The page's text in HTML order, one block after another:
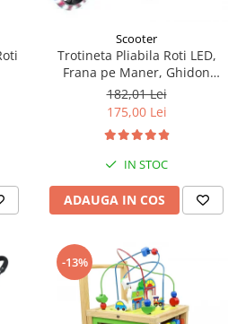
Scooter
Trotineta Pliabila Roti LED,
Frana pe Maner, Ghidon
Reglabil - Albastru
182,01 Lei
175,00 Lei
IN STOC
ADAUGA IN COS
-13%